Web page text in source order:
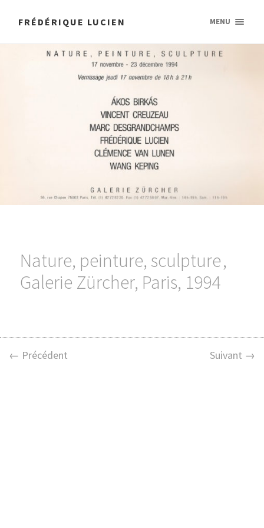
FRÉDÉRIQUE LUCIEN MENU
Nature, peinture, sculpture ,
Galerie Zürcher, Paris, 1994
← Précédent Suivant →